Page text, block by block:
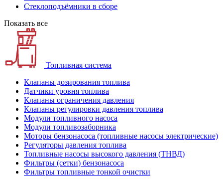
Стеклоподъёмники в сборе
Показать все
Топливная система
Клапаны дозирования топлива
Датчики уровня топлива
Клапаны ограничения давления
Клапаны регулировки давления топлива
Модули топливного насоса
Модули топливозаборника
Моторы бензонасоса (топливные насосы электрические)
Регуляторы давления топлива
Топливные насосы высокого давления (ТНВД)
Фильтры (сетки) бензонасоса
Фильтры топливные тонкой очистки